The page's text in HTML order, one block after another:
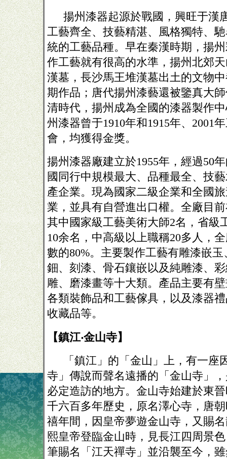
揚州漆器起源於戰國，興旺于漢
工藝齊全、技藝精湛、風格獨特、
統的工藝品種。早在秦漢時期，揚
作工藝就有很高的水準，揚州北郊
漢墓，長沙馬王堆漢墓出土的文物
期作品；唐代揚州漆藝還被鑒真大
清時代，揚州成為全國的漆器製作
州漆器曾于1910年和1915年、2001
會，均獲得金獎。
揚州漆器廠建立於1955年，經過50
國同行中規模最大、品種最全、技
產企業。現為國家二級企業和全國
業，並具有自營進出口權。全廠目
其中國家級工藝美術大師2名，省級
10余名，中高級以上職稱20多人，
數的80%。主要製作工藝有雕漆嵌
鈿、刻漆、骨石鑲嵌以及純雕漆、
雕、磨漆畫等十大類。產品主要有
各類裝飾品和工藝傢具，以及漆器
收藏品等。
【鎮江‧金山寺】
「鎮江」的「金山」上，有一座
寺」傳說而聲名遠播的「金山寺」
必定造訪的地方。金山寺始建於東
千六百多年歷史，原名澤心寺，唐
禧年間，因皇帝夢遊金山寺，又賜
熙皇帝登臨金山時，見長江四周景
筆賜名「江天禪寺」並沿襲至今，